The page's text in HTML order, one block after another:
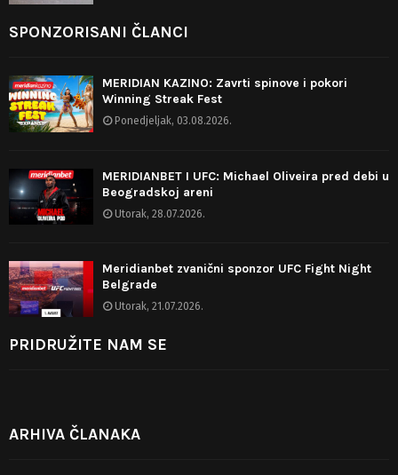
SPONZORISANI ČLANCI
MERIDIAN KAZINO: Zavrti spinove i pokori
Winning Streak Fest
Ponedjeljak, 03.08.2026.
MERIDIANBET I UFC: Michael Oliveira pred debi u
Beogradskoj areni
Utorak, 28.07.2026.
Meridianbet zvanični sponzor UFC Fight Night
Belgrade
Utorak, 21.07.2026.
PRIDRUŽITE NAM SE
ARHIVA ČLANAKA